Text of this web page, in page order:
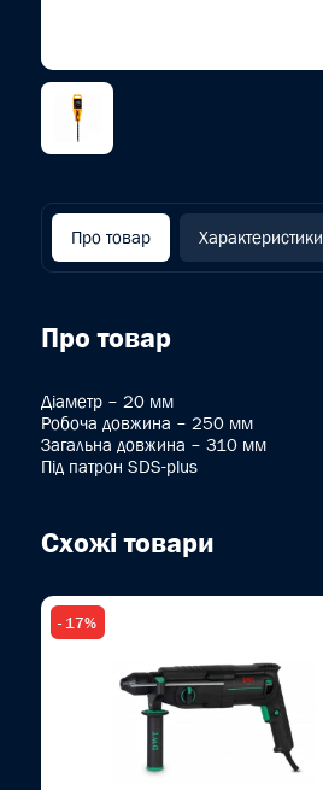
Про товар Характеристики
Про товар
Діаметр – 20 мм
Робоча довжина – 250 мм
Загальна довжина – 310 мм
Під патрон SDS-plus
Схожі товари
- 17%